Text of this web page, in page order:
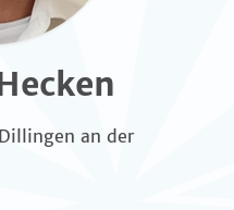
an der